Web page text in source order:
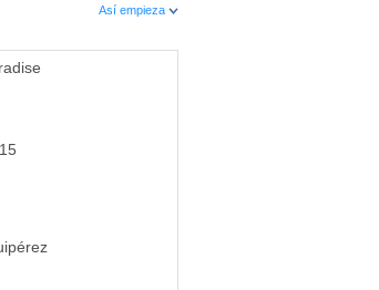
Así empieza